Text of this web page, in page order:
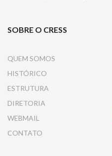
SOBRE O CRESS
QUEM SOMOS
HISTÓRICO
ESTRUTURA
DIRETORIA
WEBMAIL
CONTATO